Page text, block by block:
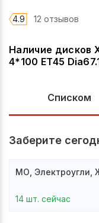
Наличие дисков
4*100 ET45
Списком
Заберите
МО, Электроугли,
14 шт. сейчас
4.9 12 отзывов